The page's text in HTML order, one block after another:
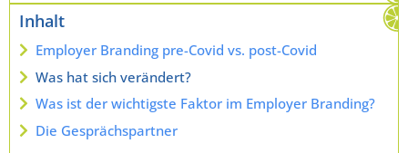
Inhalt
Employer Branding pre-Covid vs. post-Covid
Was hat sich verändert?
Was ist der wichtigste Faktor im Employer Branding?
Die Gesprächspartner